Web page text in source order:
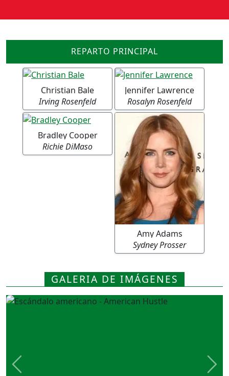
REPARTO PRINCIPAL
Christian Bale
Irving Rosenfeld
Jennifer Lawrence
Rosalyn Rosenfeld
Bradley Cooper
Richie DiMaso
Amy Adams
Sydney Prosser
GALERIA DE IMÁGENES
Previous Next